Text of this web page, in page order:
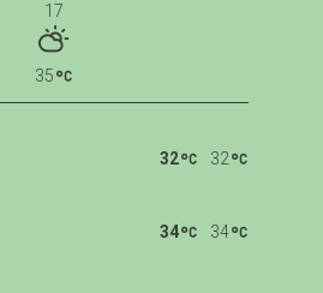
17
35
32
32
34
34